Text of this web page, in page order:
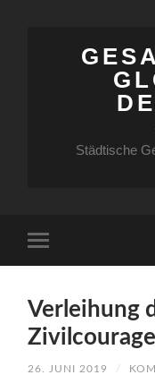
Städtische
Verleihung
26. JUNI 2019 /